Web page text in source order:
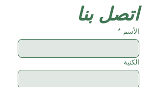
اتصل بنا
الأسم *
الكنية